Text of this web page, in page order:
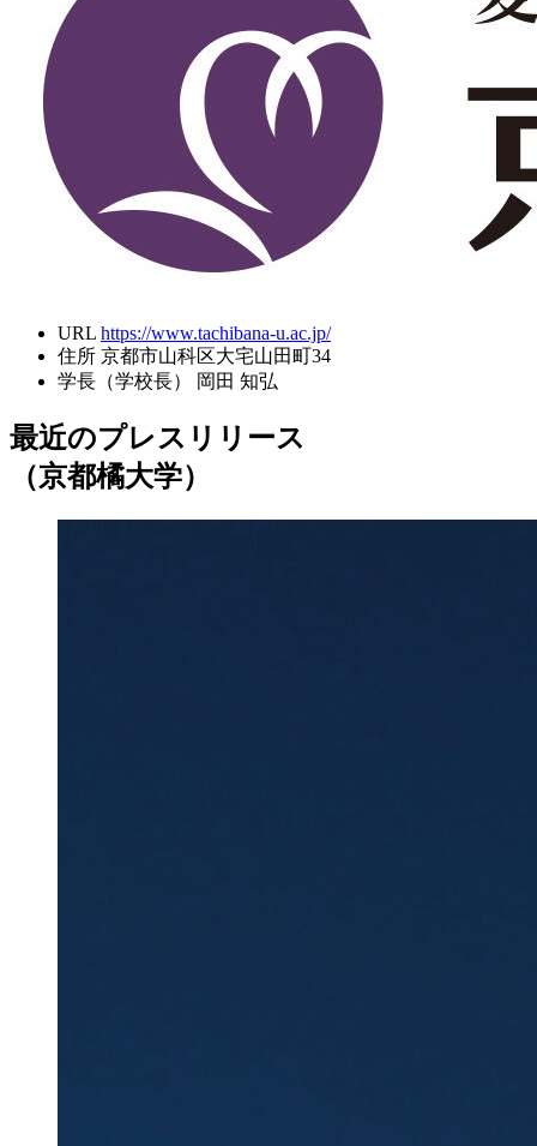
URL https://www.tachibana-u.ac.jp/
住所 京都市山科区大宅山田町34
学長（学校長）
岡田 知弘
最近のプレスリリース
（京都橘大学）